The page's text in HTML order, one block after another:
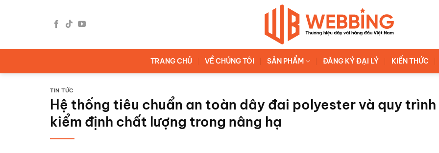
TRANG CHỦ VỀ CHÚNG TÔI SẢN PHẨM ĐĂNG KÝ ĐẠI LÝ KIẾN THỨC
TIN TỨC
Hệ thống tiêu chuẩn an toàn dây đai polyester và quy trình
kiểm định chất lượng trong nâng hạ